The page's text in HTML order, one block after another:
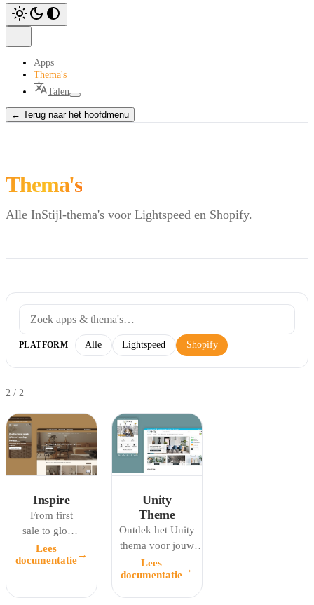
Apps
Thema's
Talen
← Terug naar het hoofdmenu
Thema's
Alle InStijl-thema's voor Lightspeed en Shopify.
PLATFORM Alle Lightspeed Shopify
2 / 2
Inspire
From first
sale to global
scale. Fast,
flexible, and
Lees
documentatie
→
Unity
Theme
Ontdek het Unity
thema voor jouw
webshop! De eenheid
in dit thema biedt een
Lees
documentatie
→